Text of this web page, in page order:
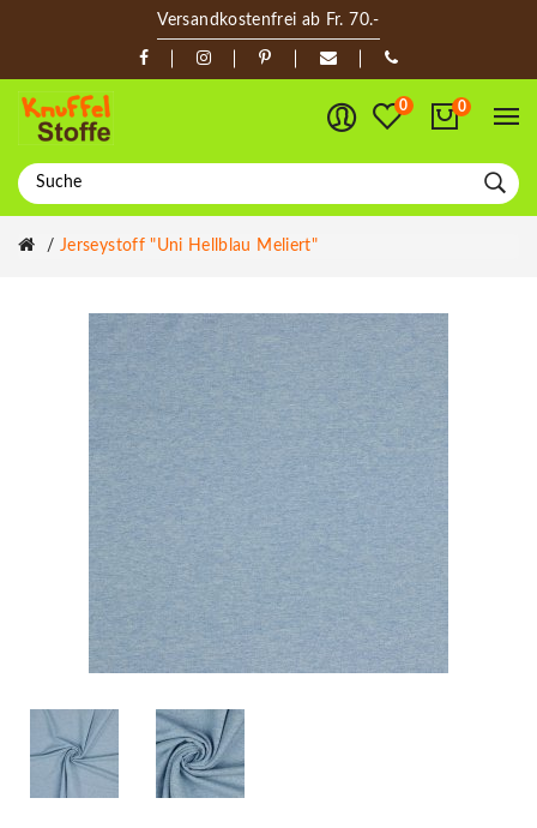
Versandkostenfrei ab Fr. 70.-
0 0
Jerseystoff "Uni Hellblau Meliert"